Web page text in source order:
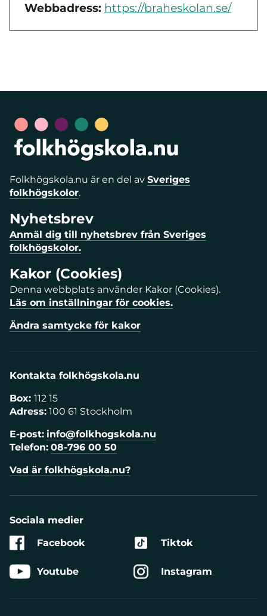
Webbadress: https://braheskolan.se/
Folkhögskola.nu är en del av Sveriges
folkhögskolor.
Nyhetsbrev
Anmäl dig till nyhetsbrev från Sveriges
folkhögskolor.
Kakor (Cookies)
Denna webbplats använder Kakor (Cookies).
Läs om inställningar för cookies.
Ändra samtycke för kakor
Kontakta folkhögskola.nu
Box: 112 15
Adress: 100 61 Stockholm
E-post: info@folkhogskola.nu
Telefon: 08-796 00 50
Vad är folkhögskola.nu?
Sociala medier
Facebook
Youtube
Tiktok
Instagram